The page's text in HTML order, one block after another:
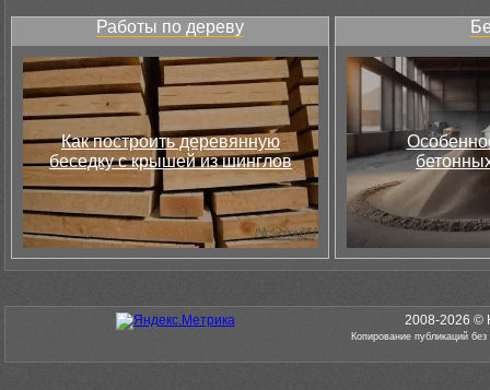
Работы по дереву
Как построить деревянную
беседку с крышей из шинглов
2008-2026 ©
Копирование публикаций